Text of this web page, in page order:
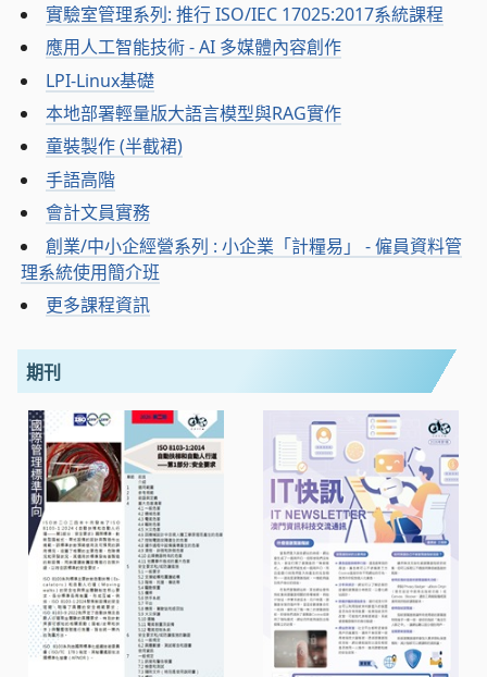
實驗室管理系列: 推行 ISO/IEC 17025:2017系統課程
應用人工智能技術 - AI 多媒體內容創作
LPI-Linux基礎
本地部署輕量版大語言模型與RAG實作
童裝製作 (半截裙)
手語高階
會計文員實務
創業/中小企經營系列 : 小企業「計糧易」 - 僱員資料管
理系統使用簡介班
更多課程資訊
期刊